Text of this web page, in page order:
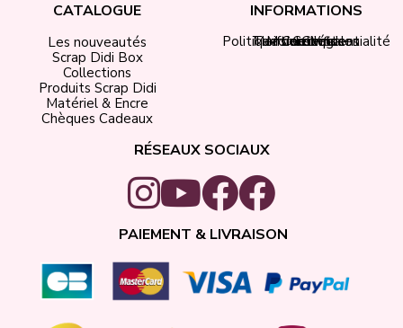
CATALOGUE
Les nouveautés
Scrap Didi Box
Collections
Produits Scrap Didi
Matériel & Encre
Chèques Cadeaux
INFORMATIONS
Contact
Mon compte
CGV
Politique de confidentialité
Mentions légales
Tarifs de livraison
RÉSEAUX SOCIAUX
PAIEMENT & LIVRAISON